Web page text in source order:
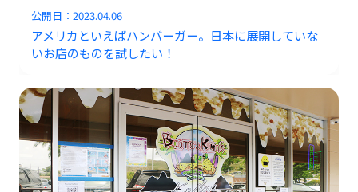
公開日：2023.04.06
アメリカといえばハンバーガー。日本に展開していな
いお店のものを試したい！